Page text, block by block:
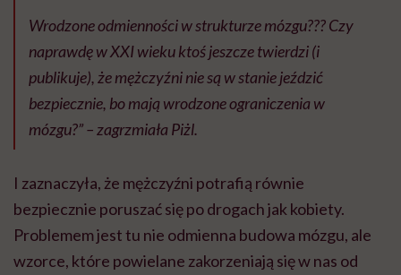
Wrodzone odmienności w strukturze mózgu??? Czy
naprawdę w XXI wieku ktoś jeszcze twierdzi (i
publikuje), że mężczyźni nie są w stanie jeździć
bezpiecznie, bo mają wrodzone ograniczenia w
mózgu?” – zagrzmiała Piżl.
I zaznaczyła, że mężczyźni potrafią równie
bezpiecznie poruszać się po drogach jak kobiety.
Problemem jest tu nie odmienna budowa mózgu, ale
wzorce, które powielane zakorzeniają się w nas od